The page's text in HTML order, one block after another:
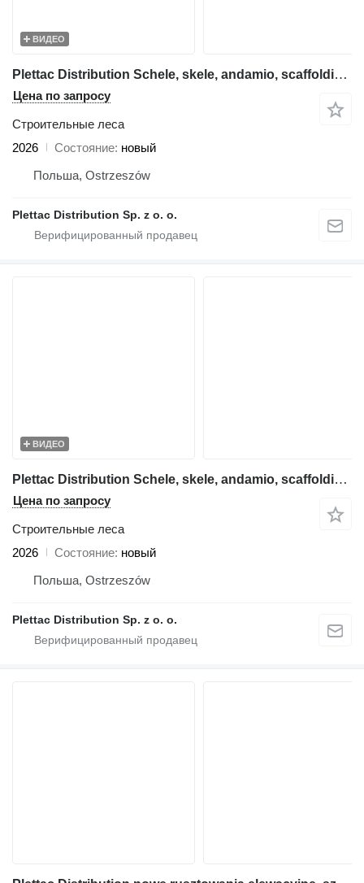
ВИДЕО
Plettac Distribution Schele, skele, andamio, scaffolding, pastoliai, tellingud
Цена по запросу
Строительные леса
2026
Состояние новый
Польша, Ostrzeszów
Plettac Distribution Sp. z o. o.
ВИДЕО
Plettac Distribution Schele, skele, andamio, scaffolding, pastoliai, tellingud
Цена по запросу
Строительные леса
2026
Состояние новый
Польша, Ostrzeszów
Plettac Distribution Sp. z o. o.